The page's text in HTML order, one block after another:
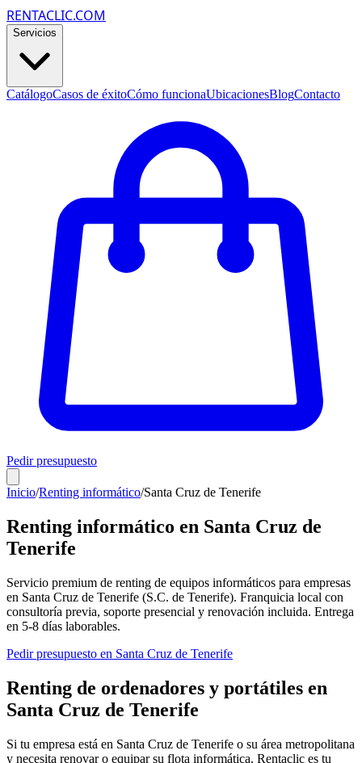
RENTACLIC.COM
Servicios
CatálogoCasos de éxitoCómo funcionaUbicacionesBlogContacto
Pedir presupuesto
Inicio/Renting informático/Santa Cruz de Tenerife
Renting informático en Santa Cruz de
Tenerife
Servicio premium de renting de equipos informáticos para empresas
en Santa Cruz de Tenerife (S.C. de Tenerife). Franquicia local con
consultoría previa, soporte presencial y renovación incluida. Entrega
en 5-8 días laborables.
Pedir presupuesto en Santa Cruz de Tenerife
Renting de ordenadores y portátiles en
Santa Cruz de Tenerife
Si tu empresa está en Santa Cruz de Tenerife o su área metropolitana
y necesita renovar o equipar su flota informática, Rentaclic es tu